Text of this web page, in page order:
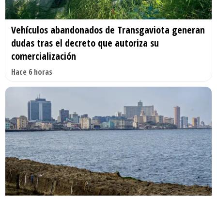
Vehículos abandonados de Transgaviota generan
dudas tras el decreto que autoriza su
comercialización
Hace 6 horas